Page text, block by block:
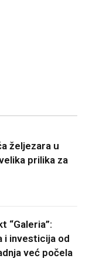
željezara u
prilika za
“Galeria”:
i investicija od
već počela